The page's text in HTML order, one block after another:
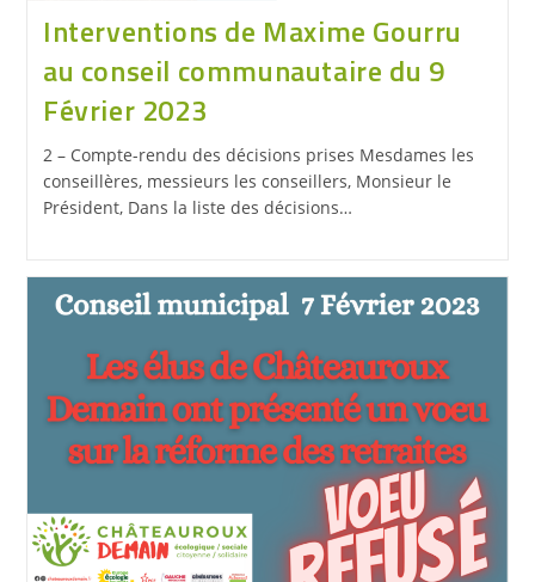
Interventions de Maxime Gourru
au conseil communautaire du 9
Février 2023
2 – Compte-rendu des décisions prises Mesdames les
conseillères, messieurs les conseillers, Monsieur le
Président, Dans la liste des décisions…